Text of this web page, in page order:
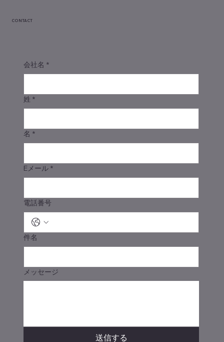
会社名 *
姓 *
名 *
Eメール *
電話番号
件名
メッセージ
送信する
CONTACT